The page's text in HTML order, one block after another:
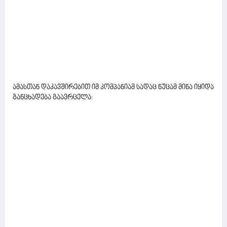
ამასთან დაკავშირებით იმ კომპანიამ სადაც ნუცამ მინა იყიდა
განცხადება გაავრცელა: